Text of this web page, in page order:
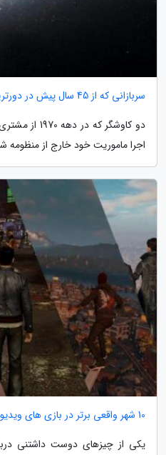
سربازانی که از 45 سال پیش در دورترین نقاط در حال خدمت هستند
دو کاوشگر
اجرا ماموریت خود خارج از
10 شهر واقعی برتر در بازی های ویدیویی؛ کپی برابر اصل
یکی از چیزهای دوست داشتنی